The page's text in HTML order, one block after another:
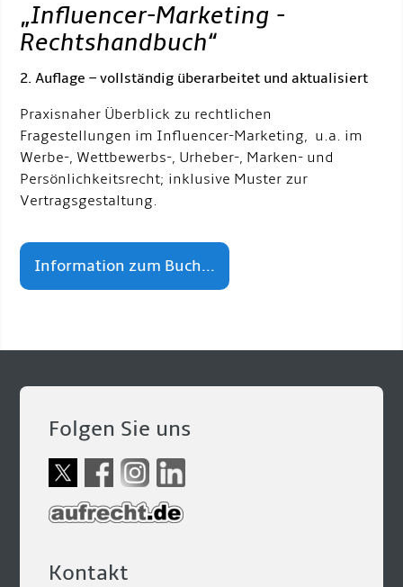
„Influencer-Marketing -
Rechtshandbuch“
2. Auflage – vollständig überarbeitet und aktualisiert
Praxisnaher Überblick zu rechtlichen
Fragestellungen im Influencer-Marketing, u.a. im
Werbe-, Wettbewerbs-, Urheber-, Marken- und
Persönlichkeitsrecht; inklusive Muster zur
Vertragsgestaltung.
Information zum Buch...
Folgen Sie uns
Kontakt